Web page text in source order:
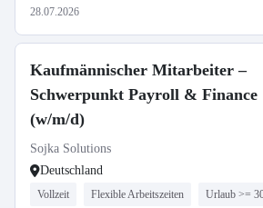
28.07.2026
Kaufmännischer Mitarbeiter –
Schwerpunkt Payroll & Finance
(w/m/d)
Sojka Solutions
Deutschland
Vollzeit Flexible Arbeitszeiten Urlaub >=